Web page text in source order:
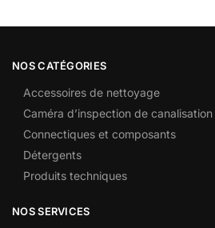
NOS CATÉGORIES
Accessoires de nettoyage
Caméra d’inspection de canalisation
Connectiques et composants
Détergents
Produits techniques
NOS SERVICES